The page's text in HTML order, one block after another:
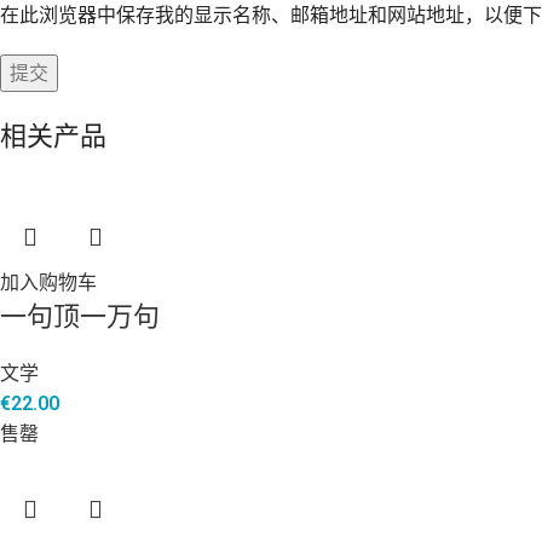
在此浏览器中保存我的显示名称、邮箱地址和网站地址，以便下
相关产品
加入购物车
一句顶一万句
文学
€22.00
售罄